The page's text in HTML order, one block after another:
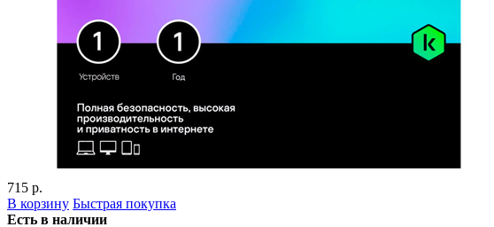
715 р.
В корзину Быстрая покупка
Есть в наличии